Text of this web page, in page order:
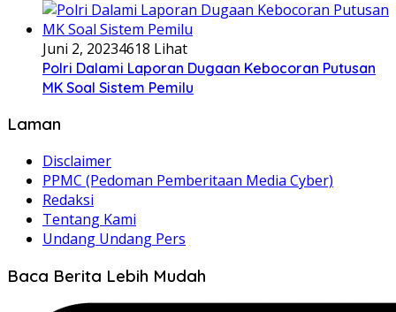
Juni 2, 20234618 Lihat
Polri Dalami Laporan Dugaan Kebocoran Putusan
MK Soal Sistem Pemilu
Laman
Disclaimer
PPMC (Pedoman Pemberitaan Media Cyber)
Redaksi
Tentang Kami
Undang Undang Pers
Baca Berita Lebih Mudah